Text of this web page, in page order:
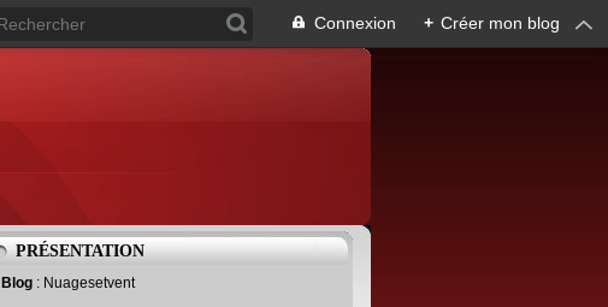
Connexion + Créer mon blog
PRÉSENTATION
Blog : Nuagesetvent